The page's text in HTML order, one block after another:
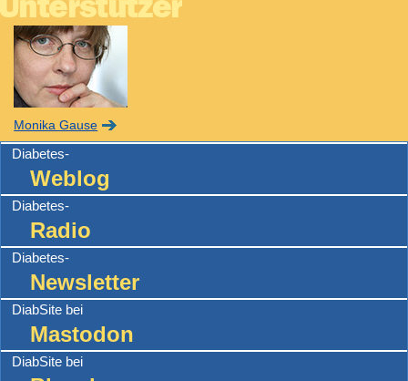
Monika Gause
Diabetes-
Weblog
Diabetes-
Radio
Diabetes-
Newsletter
DiabSite bei
Mastodon
DiabSite bei